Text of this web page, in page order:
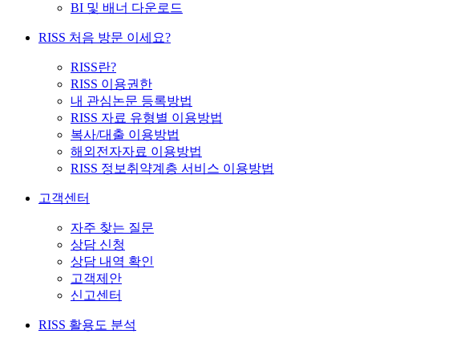
BI 및 배너 다운로드
RISS 처음 방문 이세요?
RISS란?
RISS 이용권한
내 관심논문 등록방법
RISS 자료 유형별 이용방법
복사/대출 이용방법
해외전자자료 이용방법
RISS 정보취약계층 서비스 이용방법
고객센터
자주 찾는 질문
상담 신청
상담 내역 확인
고객제안
신고센터
RISS 활용도 분석